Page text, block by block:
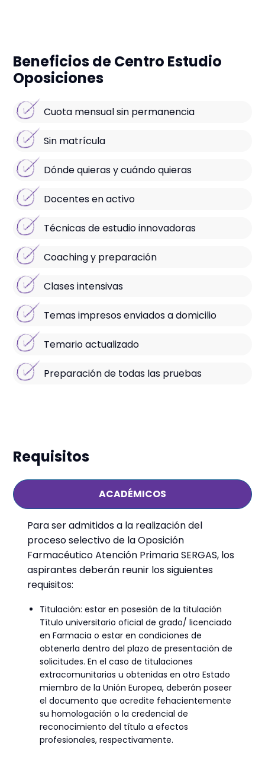
Beneficios de Centro Estudio
Oposiciones
Cuota mensual sin permanencia
Sin matrícula
Dónde quieras y cuándo quieras
Docentes en activo
Técnicas de estudio innovadoras
Coaching y preparación
Clases intensivas
Temas impresos enviados a domicilio
Temario actualizado
Preparación de todas las pruebas
Requisitos
ACADÉMICOS
Para ser admitidos a la realización del
proceso selectivo de la Oposición
Farmacéutico Atención Primaria SERGAS, los
aspirantes deberán reunir los siguientes
requisitos:
Titulación: estar en posesión de la titulación
Título universitario oficial de grado/ licenciado
en Farmacia o estar en condiciones de
obtenerla dentro del plazo de presentación de
solicitudes. En el caso de titulaciones
extracomunitarias u obtenidas en otro Estado
miembro de la Unión Europea, deberán poseer
el documento que acredite fehacientemente
su homologación o la credencial de
reconocimiento del título a efectos
profesionales, respectivamente.